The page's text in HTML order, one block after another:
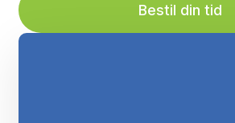
Bestil din tid